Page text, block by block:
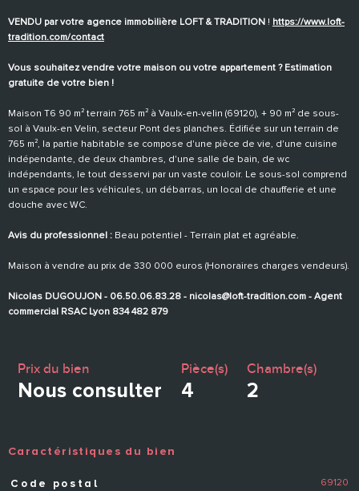
VENDU par votre agence immobilière LOFT & TRADITION ! https://www.loft-
tradition.com/contact
Vous souhaitez vendre votre maison ou votre appartement ? Estimation
gratuite de votre bien !
Maison T6 90 m² terrain 765 m² à Vaulx-en-velin (69120), + 90 m² de sous-
sol à Vaulx-en Velin, secteur Pont des planches. Édifiée sur un terrain de
765 m², la partie habitable se compose d'une pièce de vie, d'une cuisine
indépendante, de deux chambres, d'une salle de bain, de wc
indépendants, le tout desservi par un vaste couloir. Le sous-sol comprend
un espace pour les véhicules, un débarras, un local de chaufferie et une
douche avec WC.
Avis du professionnel : Beau potentiel - Terrain plat et agréable.
Maison à vendre au prix de 330 000 euros (Honoraires charges vendeurs).
Nicolas DUGOUJON - 06.50.06.83.28 - nicolas@loft-tradition.com - Agent
commercial RSAC Lyon 834 482 879
Prix du bien
Nous consulter
Pièce(s)
4
Chambre(s)
2
Caractéristiques du bien
Caractéristiques Valeurs
Code postal 69120